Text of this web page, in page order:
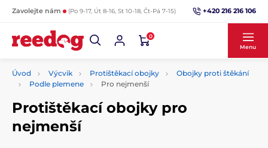
Zavolejte nám (Po 9-17, Út 8-16, St 10-18, Čt-Pá 7-15) +420 216 216 106
0
Menu
Úvod Výcvik Protištěkací obojky
Obojky proti štěkání
Podle plemene
Pro nejmenší
Protištěkací obojky pro
nejmenší